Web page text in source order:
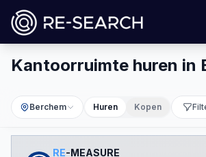
Kantoorruimte huren in
Berchem Huren Kopen
RE-MEASURE